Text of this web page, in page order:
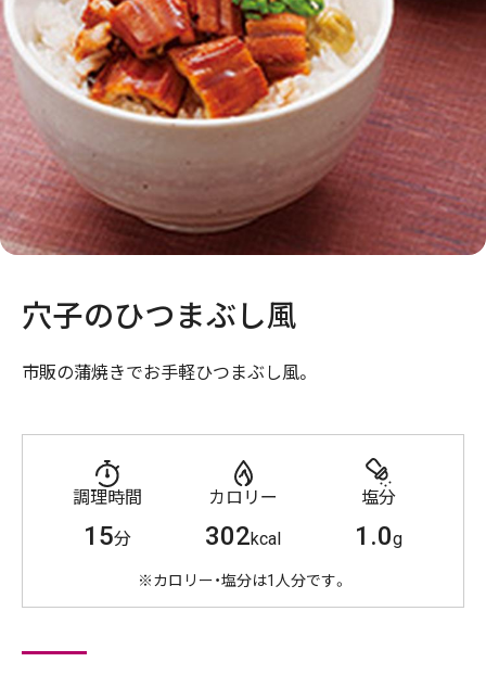
穴子のひつまぶし風
市販の蒲焼きでお手軽ひつまぶし風。
調理時間
15分
カロリー
302kcal
塩分
1.0g
※カロリー・塩分は1人分です。